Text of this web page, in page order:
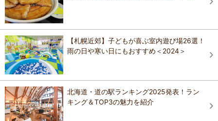
【札幌近郊】子どもが喜ぶ室内遊び場26選！
雨の日や寒い日にもおすすめ＜2024＞
北海道・道の駅ランキング2025発表！ラン
キング＆TOP3の魅力を紹介